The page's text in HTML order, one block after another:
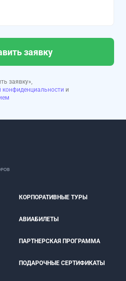
заявку
заявку»,
конфиденциальности и
КОРПОРАТИВНЫЕ ТУРЫ
АВИАБИЛЕТЫ
ПАРТНЕРСКАЯ ПРОГРАММА
ПОДАРОЧНЫЕ СЕРТИФИКАТЫ